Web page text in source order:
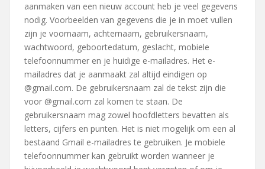
aanmaken van een nieuw account heb je veel gegevens
nodig. Voorbeelden van gegevens die je in moet vullen
zijn je voornaam, achternaam, gebruikersnaam,
wachtwoord, geboortedatum, geslacht, mobiele
telefoonnummer en je huidige e-mailadres. Het e-
mailadres dat je aanmaakt zal altijd eindigen op
@gmail.com. De gebruikersnaam zal de tekst zijn die
voor @gmail.com zal komen te staan. De
gebruikersnaam mag zowel hoofdletters bevatten als
letters, cijfers en punten. Het is niet mogelijk om een al
bestaand Gmail e-mailadres te gebruiken. Je mobiele
telefoonnummer kan gebruikt worden wanneer je